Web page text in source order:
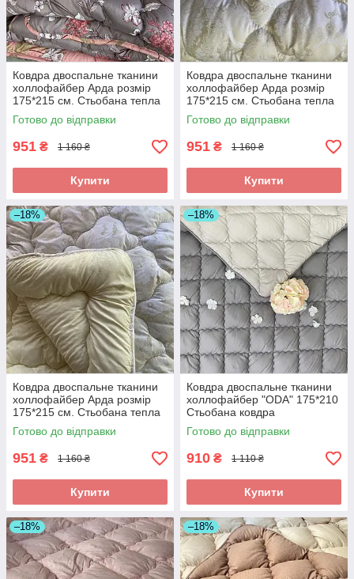
Ковдра двоспальне тканини
холлофайбер Арда розмір
175*215 см. Стьобана тепла
ковдра
Готово до відправки
951 ₴ 1 160 ₴
Купити
Ковдра двоспальне тканини
холлофайбер Арда розмір
175*215 см. Стьобана тепла
ковдра
Готово до відправки
951 ₴ 1 160 ₴
Купити
–18%
Ковдра двоспальне тканини
холлофайбер Арда розмір
175*215 см. Стьобана тепла
ковдра
Готово до відправки
951 ₴ 1 160 ₴
Купити
–18%
Ковдра двоспальне тканини
холлофайбер "ODA" 175*210
Стьобана ковдра
Готово до відправки
910 ₴ 1 110 ₴
Купити
–18% –18%